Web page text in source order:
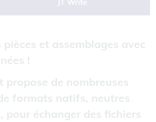
et assemblages avec
!
de nombreuses
formats natifs, neutres
pour échanger des fichiers